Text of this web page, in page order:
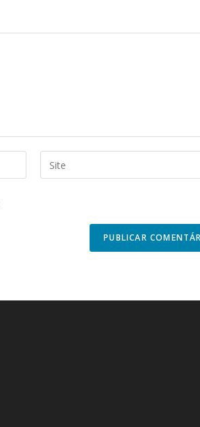
Enter
your